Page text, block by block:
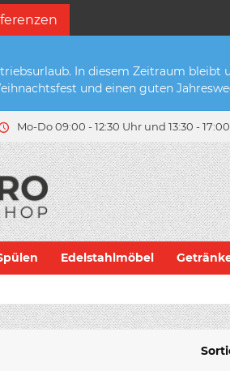
In diesem Zeitraum
und einen guten
Mo-Do 09:00 - 12:30 Uhr und 13:30 -
Edelstahlmöbel